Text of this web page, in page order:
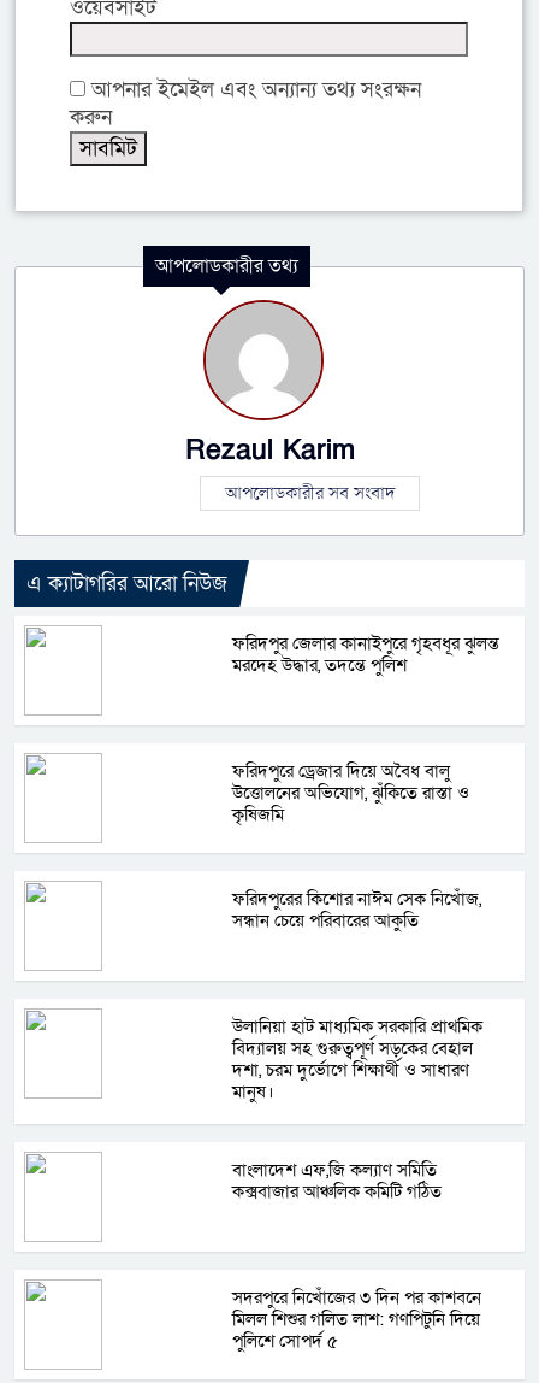
ওয়েবসাইট
আপনার ইমেইল এবং অন্যান্য তথ্য সংরক্ষন
করুন
আপলোডকারীর তথ্য
Rezaul Karim
আপলোডকারীর সব সংবাদ
এ ক্যাটাগরির আরো নিউজ
ফরিদপুর জেলার কানাইপুরে গৃহবধূর ঝুলন্ত
মরদেহ উদ্ধার, তদন্তে পুলিশ
ফরিদপুরে ড্রেজার দিয়ে অবৈধ বালু
উত্তোলনের অভিযোগ, ঝুঁকিতে রাস্তা ও
কৃষিজমি
ফরিদপুরের কিশোর নাঈম সেক নিখোঁজ,
সন্ধান চেয়ে পরিবারের আকুতি
উলানিয়া হাট মাধ্যমিক সরকারি প্রাথমিক
বিদ্যালয় সহ গুরুত্বপূর্ণ সড়কের বেহাল
দশা, চরম দুর্ভোগে শিক্ষার্থী ও সাধারণ
মানুষ।
বাংলাদেশ এফ,জি কল্যাণ সমিতি
কক্সবাজার আঞ্চলিক কমিটি গঠিত
সদরপুরে নিখোঁজের ৩ দিন পর কাশবনে
মিলল শিশুর গলিত লাশ: গণপিটুনি দিয়ে
পুলিশে সোপর্দ ৫